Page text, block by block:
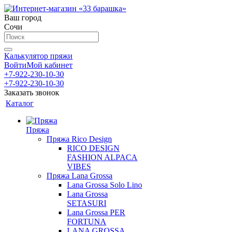
Ваш город
Сочи
Калькулятор пряжи
ВойтиМой кабинет
+7-922-230-10-30
+7-922-230-10-30
Заказать звонок
Каталог
Пряжа
Пряжа Rico Design
RICO DESIGN
FASHION ALPACA
VIBES
Пряжа Lana Grossa
Lana Grossa Solo Lino
Lana Grossa
SETASURI
Lana Grossa PER
FORTUNA